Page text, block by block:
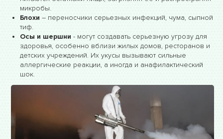
микробы.
Блохи – переносчики серьезных инфекций, чума, сыпной
тиф.
Осы и шершни - могут создавать серьезную угрозу для
здоровья, особенно вблизи жилых домов, ресторанов и
детских учреждений. Их укусы вызывают сильные
аллергические реакции, а иногда и анафилактический
шок.